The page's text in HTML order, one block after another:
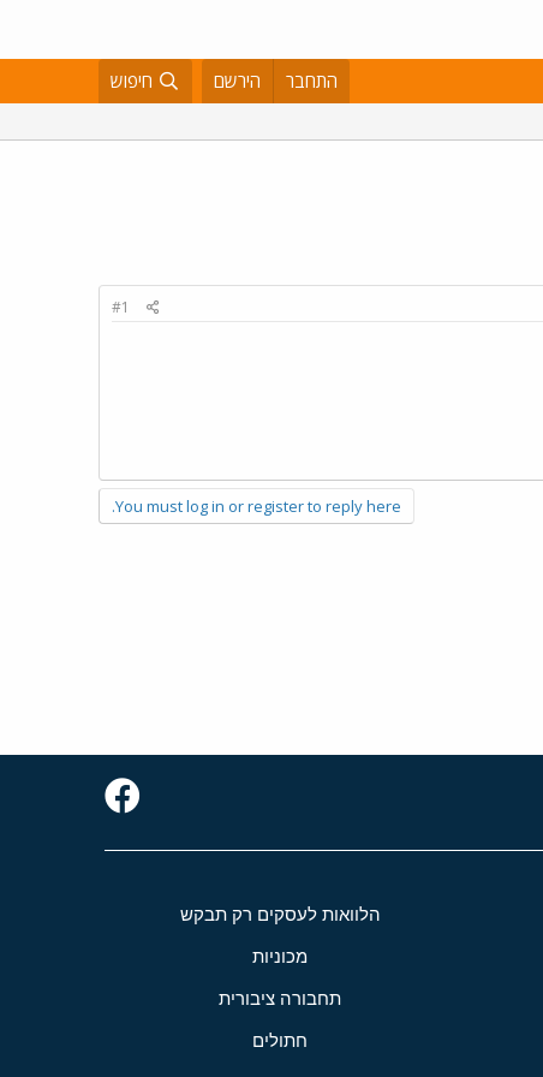
התחבר הירשם חיפוש
#1
You must log in or register to reply here.
הלוואות לעסקים רק תבקש
מכוניות
תחבורה ציבורית
חתולים